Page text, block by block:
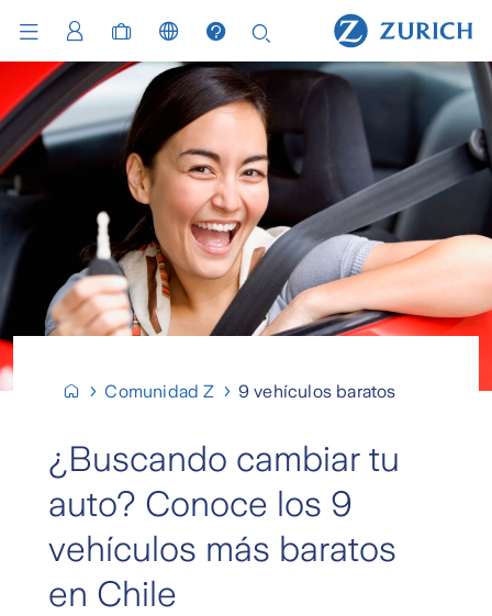
Comunidad Z 9 vehículos baratos
¿Buscando cambiar tu
auto? Conoce los 9
vehículos más baratos
en Chile